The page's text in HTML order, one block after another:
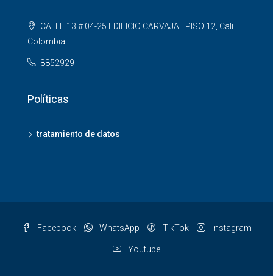
CALLE 13 # 04-25 EDIFICIO CARVAJAL PISO 12, Cali
Colombia
8852929
Políticas
tratamiento de datos
Facebook WhatsApp TikTok Instagram
Youtube